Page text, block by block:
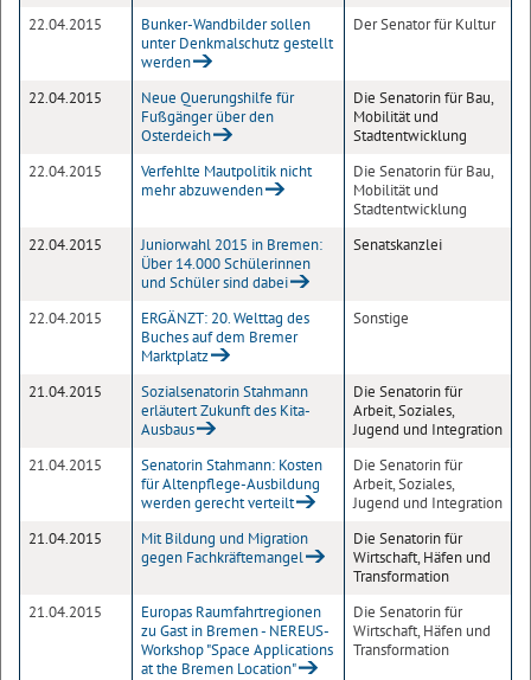
22.04.2015
Bunker-Wandbilder sollen
unter Denkmalschutz gestellt
werden
Der Senator für Kultur
22.04.2015
Neue Querungshilfe für
Fußgänger über den
Osterdeich
Die Senatorin für Bau,
Mobilität und
Stadtentwicklung
22.04.2015
Verfehlte Mautpolitik nicht
mehr abzuwenden
Die Senatorin für Bau,
Mobilität und
Stadtentwicklung
22.04.2015
Juniorwahl 2015 in Bremen:
Über 14.000 Schülerinnen
und Schüler sind dabei
Senatskanzlei
22.04.2015
ERGÄNZT: 20. Welttag des
Buches auf dem Bremer
Marktplatz
Sonstige
21.04.2015
Sozialsenatorin Stahmann
erläutert Zukunft des Kita-
Ausbaus
Die Senatorin für
Arbeit, Soziales,
Jugend und Integration
21.04.2015
Senatorin Stahmann: Kosten
für Altenpflege-Ausbildung
werden gerecht verteilt
Die Senatorin für
Arbeit, Soziales,
Jugend und Integration
21.04.2015
Mit Bildung und Migration
gegen Fachkräftemangel
Die Senatorin für
Wirtschaft, Häfen und
Transformation
21.04.2015
Europas Raumfahrtregionen
zu Gast in Bremen - NEREUS-
Workshop "Space Applications
at the Bremen Location"
Die Senatorin für
Wirtschaft, Häfen und
Transformation